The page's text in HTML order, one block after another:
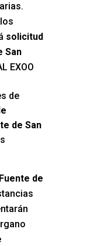
solicitud
San
EXOO
de
de San
de